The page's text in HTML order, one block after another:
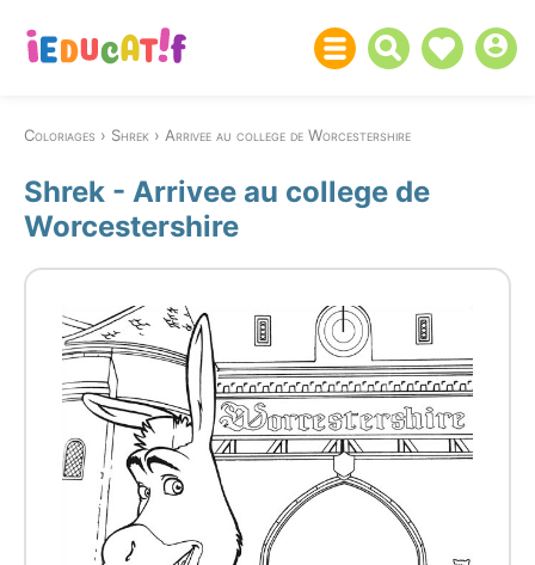
Coloriages Shrek Arrivee au college de Worcestershire
Shrek - Arrivee au college de
Worcestershire